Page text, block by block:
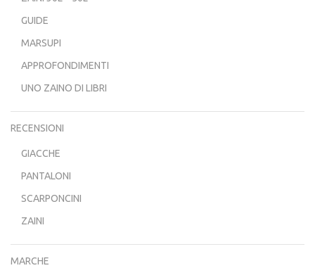
GUIDE
MARSUPI
APPROFONDIMENTI
UNO ZAINO DI LIBRI
RECENSIONI
GIACCHE
PANTALONI
SCARPONCINI
ZAINI
MARCHE